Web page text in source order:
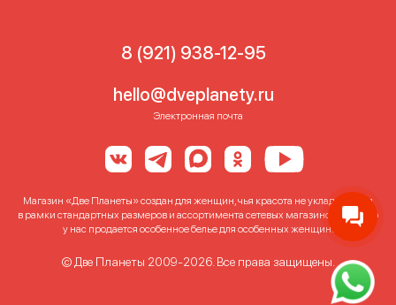
8 (921) 938-12-95
hello@dveplanety.ru
Электронная почта
Магазин «Две Планеты» создан для женщин, чья красота не укладывается
в рамки стандартных размеров и ассортимента сетевых магазинов. Именно
у нас продается особенное белье для особенных женщин!
© Две Планеты 2009-2026. Все права защищены.